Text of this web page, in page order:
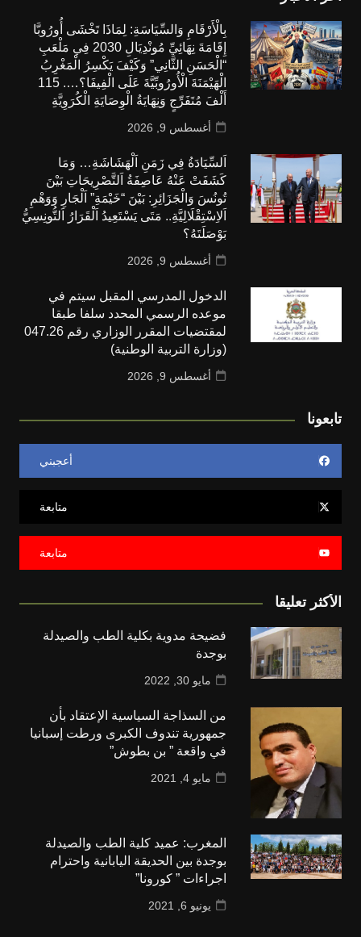
بِالْأَرْقَامِ وَالسِّيَاسَةِ: لِمَاذَا تَخْشَى أُورُوبَّا
إِقَامَةَ نِهَائِيِّ مُونْدِيَالِ 2030 فِي مَلْعَبِ
“الْحَسَنِ الثَّانِي” وَكَيْفَ يَكْسِرُ الْمَغْرِبُ
الْهَيْمَنَةَ الْأُورُوبِّيَّةَ عَلَى الْفِيفَا؟…. 115
أَلْفَ مُتَفَرِّجٍ وَنِهَايَةُ الْوِصَايَةِ الْكُرَوِيَّةِ
أغسطس 9, 2026
اَلسِّيَادَةُ فِي زَمَنِ اَلْهَشَاشَةِ… وَمَا
كَشَفَتْ عَنْهُ عَاصِفَةُ اَلتَّصْرِيحَاتِ بَيْنَ
تُونُسَ وَالْجَزَائِرِ: بَيْنَ “خَيْمَةِ” اَلْجَارِ وَوَهْمِ
اَلاِسْتِقْلَالِيَّةِ.. مَتَى يَسْتَعِيدُ اَلْقَرَارُ اَلتُّونِسِيُّ
بَوْصَلَتَهُ؟
أغسطس 9, 2026
الدخول المدرسي المقبل سیتم في
موعده الرسمي المحدد سلفا طبقا
لمقتضیات المقرر الوزاري رقم 047.26
(وزارة التربية الوطنية)
أغسطس 9, 2026
تابعونا
أعجبني
متابعة
متابعة
الأكثر تعليقا
فضيحة مدوية بكلية الطب والصيدلة
بوجدة
مايو 30, 2022
من السذاجة السياسية الإعتقاد بأن
جمهورية تندوف الكبرى ورطت إسبانيا
في واقعة ” بن بطوش”
مايو 4, 2021
المغرب: عميد كلية الطب والصيدلة
بوجدة بين الحديقة اليابانية واحترام
اجراءات ” كورونا”
يونيو 6, 2021